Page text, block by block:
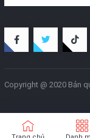
Copyright @ 2020 Bản